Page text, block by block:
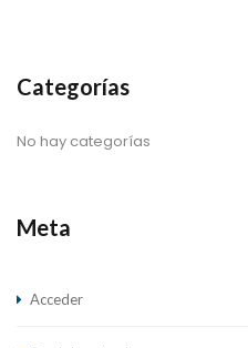
Categorías
No hay categorías
Meta
Acceder